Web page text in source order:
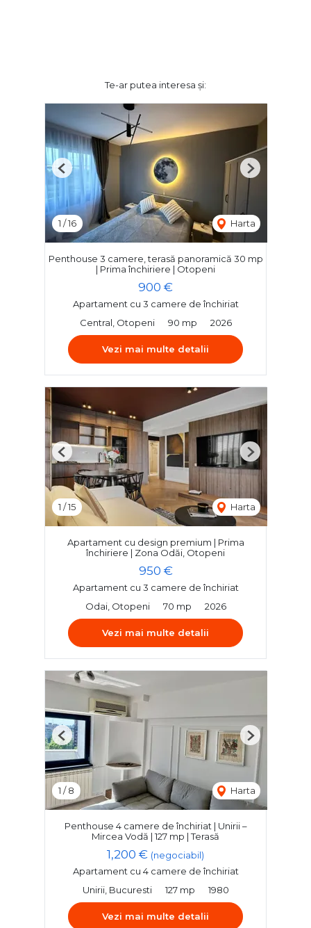
Te-ar putea interesa și:
1 /16 Harta
Previous Next
Penthouse 3 camere, terasă panoramică 30 mp
| Prima închiriere | Otopeni
900 €
Apartament cu 3 camere de închiriat
Central, Otopeni
90 mp 2026
Vezi mai multe detalii
1 /15 Harta
Previous Next
Apartament cu design premium | Prima
închiriere | Zona Odăi, Otopeni
950 €
Apartament cu 3 camere de închiriat
Odai, Otopeni
70 mp 2026
Vezi mai multe detalii
1 /8 Harta
Previous Next
Penthouse 4 camere de închiriat | Unirii –
Mircea Vodă | 127 mp | Terasă
1,200 € (negociabil)
Apartament cu 4 camere de închiriat
Unirii, Bucuresti
127 mp 1980
Vezi mai multe detalii